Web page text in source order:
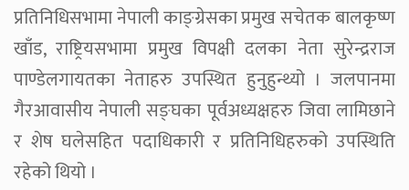
प्रतिनिधिसभामा नेपाली काङ्ग्रेसका प्रमुख सचेतक बालकृष्ण
खाँड, राष्ट्रियसभामा प्रमुख विपक्षी दलका नेता सुरेन्द्रराज
पाण्डेलगायतका नेताहरु उपस्थित हुनुहुन्थ्यो । जलपानमा
गैरआवासीय नेपाली सङ्घका पूर्वअध्यक्षहरु जिवा लामिछाने
र शेष घलेसहित पदाधिकारी र प्रतिनिधिहरुको उपस्थिति
रहेको थियो ।